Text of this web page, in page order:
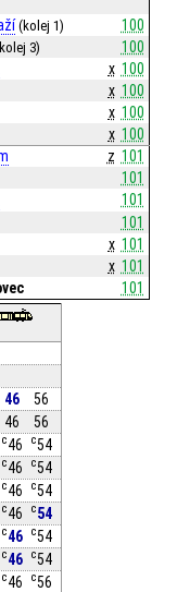
(kolej 1)
100
3)
100
x 100
x 100
x 100
x 100
z 101
101
101
101
x 101
x 101
101
46
56
46
56
c46 c54
c46 c54
c46 c54
c46 c54
c46 c54
c46 c54
c46 c56